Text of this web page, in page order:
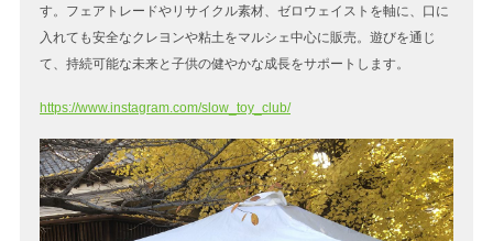
す。フェアトレードやリサイクル素材、ゼロウェイストを軸に、口に
入れても安全なクレヨンや粘土をマルシェ中心に販売。遊びを通じ
て、持続可能な未来と子供の健やかな成長をサポートします。
https://www.instagram.com/slow_toy_club/